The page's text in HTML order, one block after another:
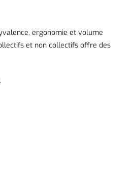
ergonomie et volume
et non collectifs offre des